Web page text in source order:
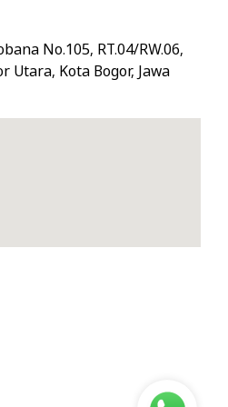
No.105, RT.04/RW.06,
Utara, Kota Bogor, Jawa